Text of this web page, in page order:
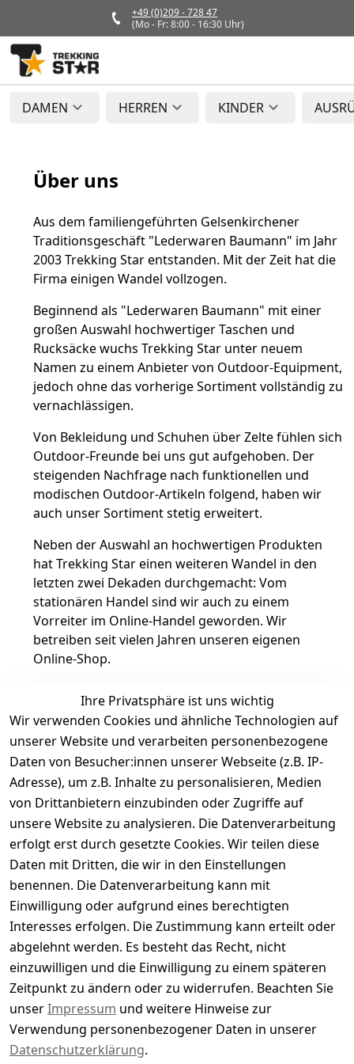
+49 (0)209 - 728 47
(Mo - Fr: 8:00 - 16:30 Uhr)
DAMEN HERREN KINDER
Informationen
Jobs
AGB
Datenschutz
Rücksendungen
Zahlarten und Versand
Kontakt
Impressum
Widerrufsbelehrung
Über uns
Aus dem familiengeführten Gelsenkirchener
Traditionsgeschäft "Lederwaren Baumann" im Jahr
2003 Trekking Star entstanden. Mit der Zeit hat die
Firma einigen Wandel vollzogen.
Beginnend als "Lederwaren Baumann" mit einer
großen Auswahl hochwertiger Taschen und
Rucksäcke wuchs Trekking Star unter neuem
Namen zu einem Anbieter von Outdoor-Equipment,
jedoch ohne das vorherige Sortiment vollständig zu
vernachlässigen.
Von Bekleidung und Schuhen über Zelte fühlen sich
Outdoor-Freunde bei uns gut aufgehoben. Der
steigenden Nachfrage nach funktionellen und
modischen Outdoor-Artikeln folgend, haben wir
auch unser Sortiment stetig erweitert.
Neben der Auswahl an hochwertigen Produkten
hat Trekking Star einen weiteren Wandel in den
letzten zwei Dekaden durchgemacht: Vom
stationären Handel sind wir auch zu einem
Vorreiter im Online-Handel geworden. Wir
betreiben seit vielen Jahren unseren eigenen
Online-Shop.
mit einer hervorragenden Auswahl und exzellentem
Service zu unterstützen.
Ihre Privatsphäre ist uns wichtig
Wir verwenden Cookies und ähnliche Technologien auf
unserer Website und verarbeiten personenbezogene
Daten von Besucher:innen unserer Webseite (z.B. IP-
Adresse), um z.B. Inhalte zu personalisieren, Medien
von Drittanbietern einzubinden oder Zugriffe auf
unsere Website zu analysieren. Die Datenverarbeitung
erfolgt erst durch gesetzte Cookies. Wir teilen diese
Daten mit Dritten, die wir in den Einstellungen
benennen. Die Datenverarbeitung kann mit
Einwilligung oder aufgrund eines berechtigten
Interesses erfolgen. Die Zustimmung kann erteilt oder
abgelehnt werden. Es besteht das Recht, nicht
einzuwilligen und die Einwilligung zu einem späteren
Zeitpunkt zu ändern oder zu widerrufen. Beachten Sie
unserImpressum und weitere Hinweise zur
Verwendung personenbezogener Daten in unserer
Datenschutzerklärung.